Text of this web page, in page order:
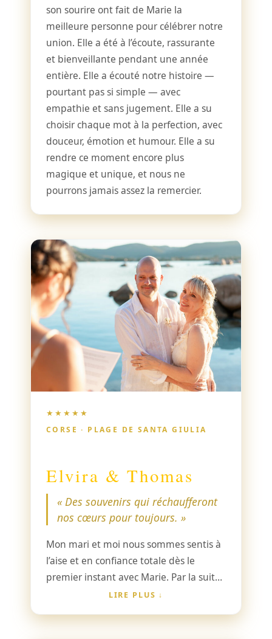
son sourire ont fait de Marie la
meilleure personne pour célébrer notre
union. Elle a été à l’écoute, rassurante
et bienveillante pendant une année
entière. Elle a écouté notre histoire —
pourtant pas si simple — avec
empathie et sans jugement. Elle a su
choisir chaque mot à la perfection, avec
douceur, émotion et humour. Elle a su
rendre ce moment encore plus
magique et unique, et nous ne
pourrons jamais assez la remercier.
★★★★★
CORSE · PLAGE DE SANTA GIULIA
Elvira & Thomas
« Des souvenirs qui réchaufferont
nos cœurs pour toujours. »
Mon mari et moi nous sommes sentis à
l’aise et en confiance totale dès le
premier instant avec Marie. Par la suite,
lors de nos échanges, nous n’avons eu
LIRE PLUS